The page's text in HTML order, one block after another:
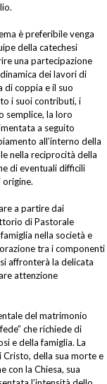
è preferibile venga
della catechesi
una partecipazione
dei lavori di
di coppia e il suo
i suoi contributi, i
semplice, la loro
a seguito
all’interno della
nella reciprocità della
di eventuali difficili
origine.
a partire dai
di Pastorale
nella società e
tra i componenti
affronterà la delicata
attenzione
del matrimonio
che richiede di
e della famiglia. La
della sua morte e
con la Chiesa, sua